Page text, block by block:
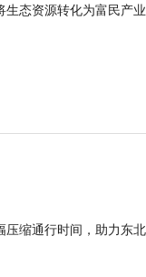
生态资源转化为富民产
压缩通行时间，助力东